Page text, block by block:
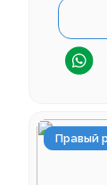
Правый